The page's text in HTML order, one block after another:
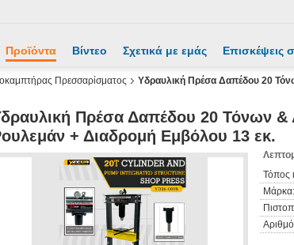
Προϊόντα Βίντεο Σχετικά με εμάς Επισκέψεις
Πρεσσαρίσματος
Υδραυλική Πρέσα Δαπέδου 20
Πρέσα Δαπέδου 20 Τόνων
+ Διαδρομή Εμβόλου 13 εκ.
Τόπος
Μάρκα: